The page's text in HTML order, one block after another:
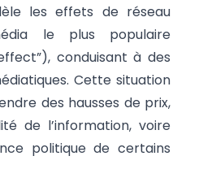
les effets de réseau
le plus populaire
conduisant à des
Cette situation
des hausses de prix,
de l’information, voire
politique de certains